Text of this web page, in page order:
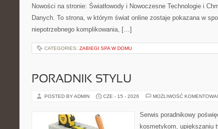
Nowości na stronie: Światłowody i Nowoczesne Technologie i
Danych. To strona, w którym świat online zostaje pokazana w
niepotrzebnego komplikowania, […]
CATEGORIES: ZABIEGI SPA W DOMU
PORADNIK STYLU
POSTED BY ADMIN CZE - 15 - 2026 MOŻLIWOŚĆ
Serwis poradnikowy
kosmetykom, upiększaniu